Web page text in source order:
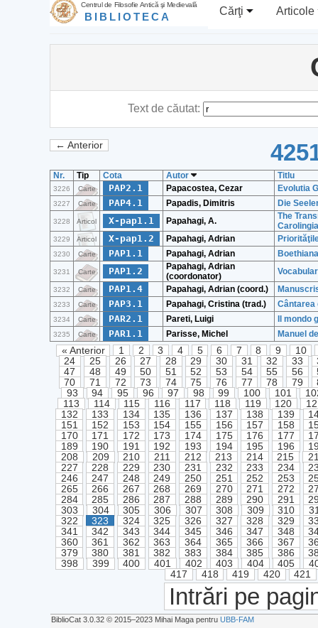
Centrul de Filosofie Antică şi Medievală
BIBLIOTECA Cărţi Articole
Text de căutat:
← Anterior
Nr. Tip Cota Autor Titlu
3226 Carte PAP2.1 Papacostea, Cezar Evolutia
3227 Carte PAP4.1 Papadis, Dimitris Die
3228 Articol X-pap1.1 Papahagi, A.
The
3229 Articol X-pap1.2 Papahagi, Adrian
3230 Carte PAP1.1 Papahagi, Adrian
3231 Carte PAP1.2
Papahagi, Adrian
(coordonator)
3232 Carte PAP1.4 Papahagi, Adrian (coord.)
3233 Carte PAP3.1 Papahagi, Cristina (trad.) Cântarea
3234 Carte PAR2.1 Pareti, Luigi Il mondo
3235 Carte PAR1.1 Parisse, Michel Manuel
« Anterior 1 2 3 4 5 6 7 8 9
10
24
25 26 27 28 29 30 31 32 33
47
48 49 50 51 52 53 54 55 56
70
71 72 73 74 75 76 77 78 79
93
94 95 96 97 98 99 100 101
113
114 115 116 117 118 119 120
132
133 134 135 136 137 138 139
151
152 153 154 155 156 157 158
170
171 172 173 174 175 176 177
189
190 191 192 193 194 195 196
208
209 210 211 212 213 214 215
227
228 229 230 231 232 233 234
246
247 248 249 250 251 252 253
265
266 267 268 269 270 271 272
284
285 286 287 288 289 290 291
303
304 305 306 307 308 309 310
322
323 324 325 326 327 328 329
341
342 343 344 345 346 347 348
360
361 362 363 364 365 366 367
379
380 381 382 383 384 385 386
398
399 400 401 402 403 404 405
417
418 419 420 421
Intrări pe
BiblioCat 3.0.32 © 2015‒2023 Mihai Maga pentru UBB-FAM